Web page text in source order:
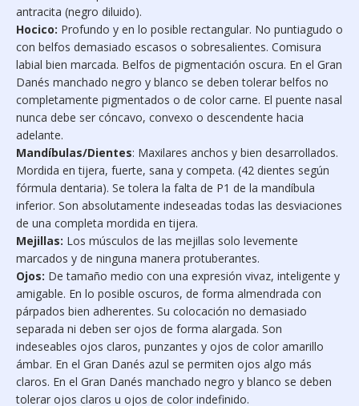
antracita (negro diluido).
Hocico: Profundo y en lo posible rectangular. No puntiagudo o
con belfos demasiado escasos o sobresalientes. Comisura
labial bien marcada. Belfos de pigmentación oscura. En el Gran
Danés manchado negro y blanco se deben tolerar belfos no
completamente pigmentados o de color carne. El puente nasal
nunca debe ser cóncavo, convexo o descendente hacia
adelante.
Mandíbulas/Dientes: Maxilares anchos y bien desarrollados.
Mordida en tijera, fuerte, sana y competa. (42 dientes según
fórmula dentaria). Se tolera la falta de P1 de la mandíbula
inferior. Son absolutamente indeseadas todas las desviaciones
de una completa mordida en tijera.
Mejillas: Los músculos de las mejillas solo levemente
marcados y de ninguna manera protuberantes.
Ojos: De tamaño medio con una expresión vivaz, inteligente y
amigable. En lo posible oscuros, de forma almendrada con
párpados bien adherentes. Su colocación no demasiado
separada ni deben ser ojos de forma alargada. Son
indeseables ojos claros, punzantes y ojos de color amarillo
ámbar. En el Gran Danés azul se permiten ojos algo más
claros. En el Gran Danés manchado negro y blanco se deben
tolerar ojos claros u ojos de color indefinido.